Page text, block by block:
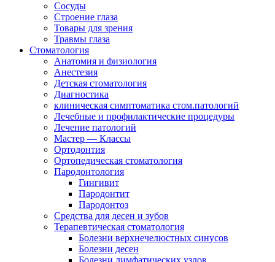
Сосуды
Строение глаза
Товары для зрения
Травмы глаза
Стоматология
Анатомия и физиология
Анестезия
Детская стоматология
Диагностика
клиническая симптоматика стом.патологий
Лечебные и профилактические процедуры
Лечение патологий
Мастер — Классы
Ортодонтия
Ортопедическая стоматология
Пародонтология
Гингивит
Пародонтит
Пародонтоз
Средства для десен и зубов
Терапевтическая стоматология
Болезни верхнечелюстных синусов
Болезни десен
Болезни лимфатических узлов